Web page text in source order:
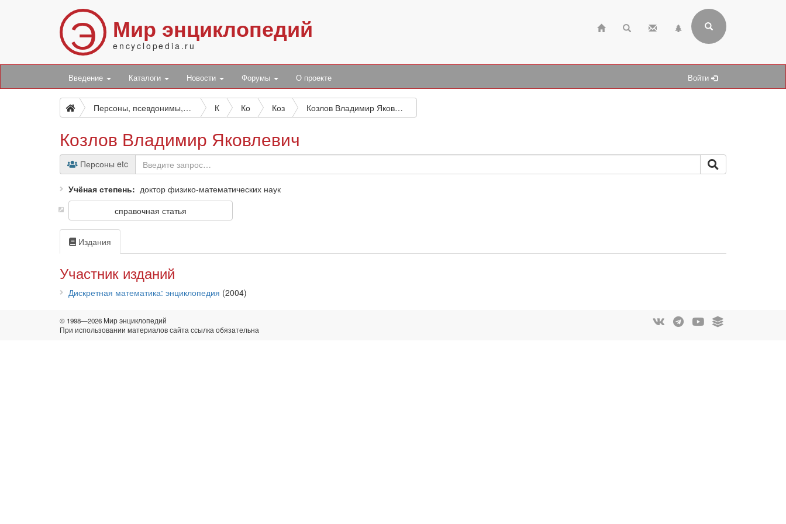
Э Мир энциклопедий
encyclopedia.ru
Введение Каталоги Новости Форумы О проекте Войти
Персоны, псевдонимы, персонажи и боты К Ко Коз Козлов Владимир Яковлевич
Козлов Владимир Яковлевич
Персоны etc
Учёная степень
доктор физико-математических наук
справочная статья
Издания
Участник изданий
Дискретная математика: энциклопедия (2004)
© 1998—2026 Мир энциклопедий
При использовании материалов сайта ссылка обязательна